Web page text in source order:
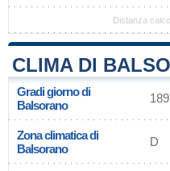
Distanza
CLIMA DI
Gradi giorno di
Balsorano
Zona climatica di
Balsorano
D